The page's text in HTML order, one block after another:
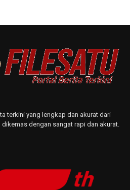
terkini yang lengkap dan akurat dari
dengan sangat rapi dan akurat.